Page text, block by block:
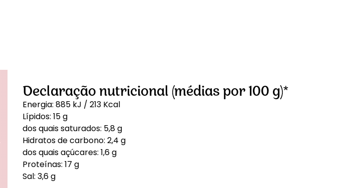
Declaração nutricional (médias por 100 g)*
Energia: 885 kJ / 213 Kcal
Lípidos: 15 g
dos quais saturados: 5,8 g
Hidratos de carbono: 2,4 g
dos quais açúcares: 1,6 g
Proteínas: 17 g
Sal: 3,6 g